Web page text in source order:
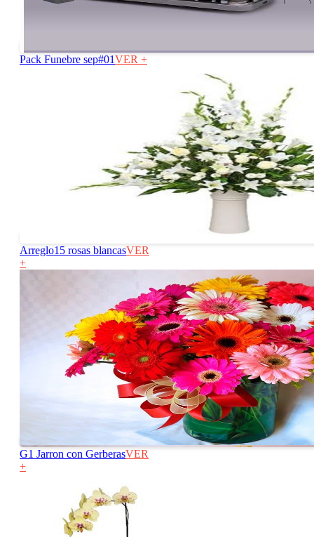
Pack Funebre sep#01VER +
Arreglo15 rosas blancasVER
+
G1 Jarron con GerberasVER
+